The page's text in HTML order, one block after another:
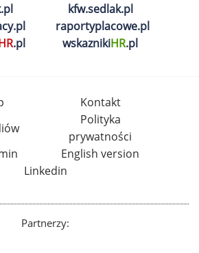
kfw.sedlak.pl
raportyplacowe.pl
.pl wskaznikiHR.pl
Kontakt
Polityka
prywatności
English version
Linkedin
Partnerzy: